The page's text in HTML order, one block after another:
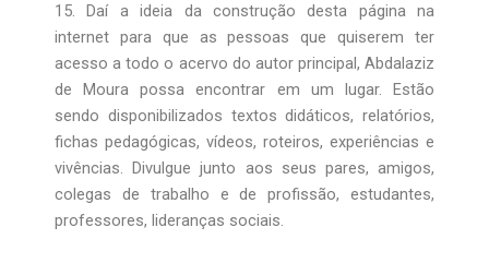
15. Daí a ideia da construção desta página na
internet para que as pessoas que quiserem ter
acesso a todo o acervo do autor principal, Abdalaziz
de Moura possa encontrar em um lugar. Estão
sendo disponibilizados textos didáticos, relatórios,
fichas pedagógicas, vídeos, roteiros, experiências e
vivências. Divulgue junto aos seus pares, amigos,
colegas de trabalho e de profissão, estudantes,
professores, lideranças sociais.